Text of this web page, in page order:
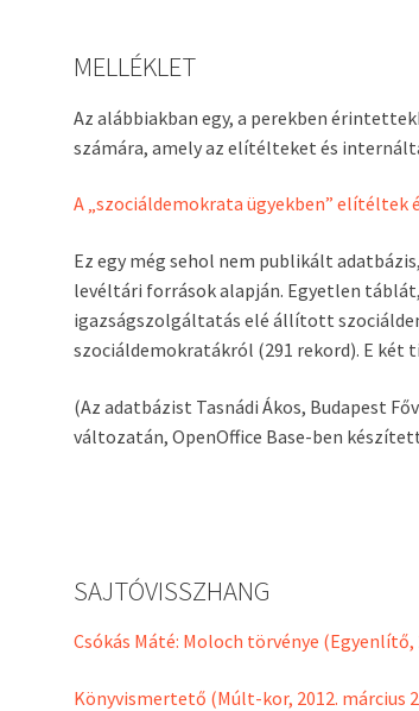
MELLÉKLET
Az alábbiakban egy, a perekben
számára, amely az elítélteket és
A „szociáldemokrata ügyekben” elítéltek
Ez egy még sehol nem publikált
levéltári források alapján. Egyetlen
igazságszolgáltatás elé állított
szociáldemokratákról (291 rekord). E
(Az adatbázist Tasnádi Ákos, Budapest
változatán, OpenOffice Base-ben
SAJTÓVISSZHANG
Csókás Máté: Moloch törvénye (Egyenlítő,
Könyvismertető (Múlt-kor, 2012. március